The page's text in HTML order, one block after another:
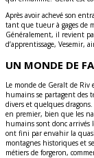
Après avoir achevé son
tant que tueur à gages de
Généralement, il revient
d’apprentissage, Vesemir,
UN MONDE DE
Le monde de Geralt de Riv
humains se partagent des
divers et quelques
en premier, bien que les
humains sont donc arrivés
ont fini par envahir la
montagnes historiques et
métiers de forgeron,